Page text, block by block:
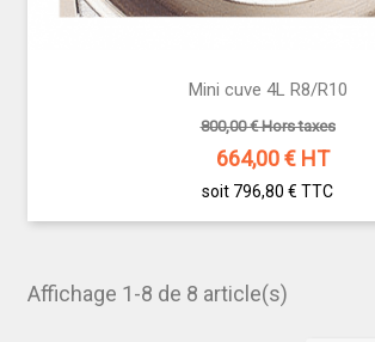
Mini cuve 4L R8/R10
800,00 € Hors taxes
664,00€ HT
soit 796,80 € TTC
Affichage 1-8 de 8 article(s)